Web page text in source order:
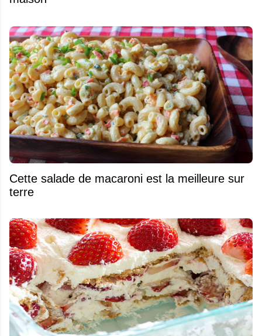
Cette salade de macaroni est la meilleure sur
terre